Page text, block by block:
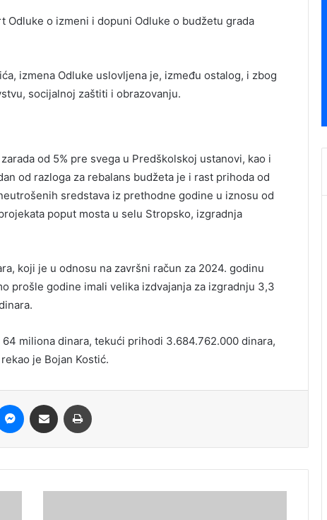
o izmeni i dopuni Odluke o budžetu grada
izmena Odluke uslovljena je, između ostalog, i zbog
socijalnoj zaštiti i obrazovanju.
od 5% pre svega u Predškolskoj ustanovi, kao i
od razloga za rebalans budžeta je i rast prihoda od
sredstava iz prethodne godine u iznosu od
poput mosta u selu Stropsko, izgradnja
koji je u odnosu na završni račun za 2024. godinu
prošle godine imali velika izdvajanja za izgradnju 3,3
miliona dinara, tekući prihodi 3.684.762.000 dinara,
je Bojan Kostić.
Messenger
Share via Email